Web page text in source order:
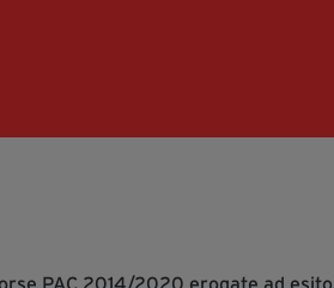
PAC 2014/2020 erogate ad esito